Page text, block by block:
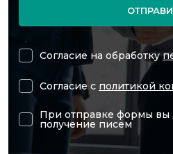
Согласие на обработку
Согласие с политикой
При отправке формы вы
получение писем